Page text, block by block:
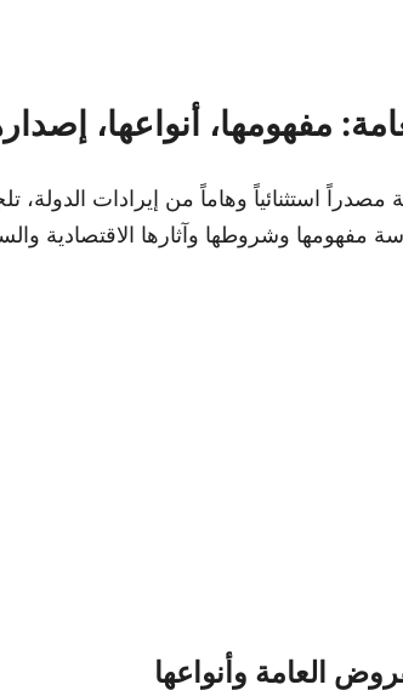
مفهومها، أنواعها،
استثنائياً وهاماً من إيرادات الدولة،
مفهومها وشروطها وآثارها الاقتصادية
العامة وأنواعها